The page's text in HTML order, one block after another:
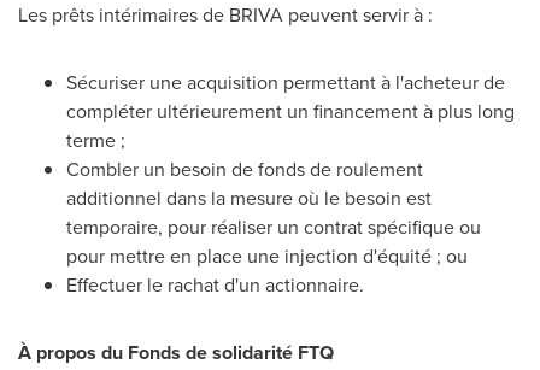
Les prêts intérimaires de BRIVA peuvent servir à :
Sécuriser une acquisition permettant à l'acheteur de
compléter ultérieurement un financement à plus long
terme ;
Combler un besoin de fonds de roulement
additionnel dans la mesure où le besoin est
temporaire, pour réaliser un contrat spécifique ou
pour mettre en place une injection d'équité ; ou
Effectuer le rachat d'un actionnaire.
À propos du Fonds de solidarité FTQ